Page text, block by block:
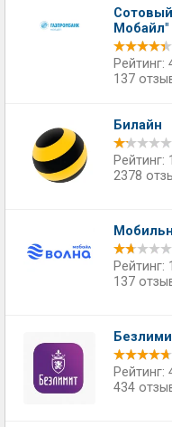
Мобайл"
Рейтинг:
137
Билайн
Рейтинг:
2378
Рейтинг:
137
Рейтинг:
434